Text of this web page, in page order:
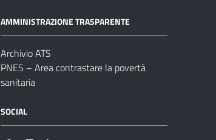
AMMINISTRAZIONE TRASPARENTE
Archivio ATS
PNES – Area contrastare la povertà
sanitaria
SOCIAL